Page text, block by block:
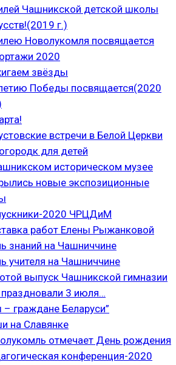
Чашникской детской школы
г.)
Новолукомля посвящается
2020
звёзды
Победы посвящается(2020
встречи в Белой Церкви
для детей
историческом музее
новые экспозиционные
2020 ЧРЦДиМ
работ Елены Рыжанковой
знаний на Чашниччине
учителя на Чашниччине
выпуск Чашникской гимназии
праздновали 3 июля…
граждане Беларуси”
на Славянке
отмечает День рождения
конференция-2020